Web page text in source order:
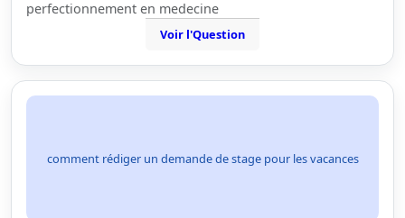
perfectionnement en medecine
Voir l'Question
comment rédiger un demande de stage pour les vacances